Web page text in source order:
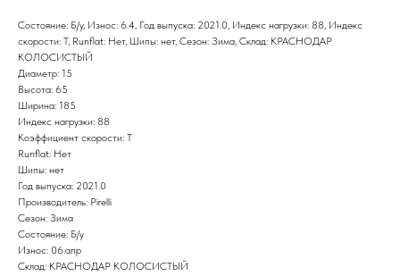
Состояние: Б/у, Износ: 6.4, Год выпуска: 2021.0, Индекс нагрузки: 88, Индекс
скорости: T, Runflat: Нет, Шипы: нет, Сезон: Зима, Склад: КРАСНОДАР
КОЛОСИСТЫЙ
Диаметр: 15
Высота: 65
Ширина: 185
Индекс нагрузки: 88
Коэффициент скорости: T
Runflat: Нет
Шипы: нет
Год выпуска: 2021.0
Производитель: Pirelli
Сезон: Зима
Состояние: Б/у
Износ: 06.апр
Склад: КРАСНОДАР КОЛОСИСТЫЙ